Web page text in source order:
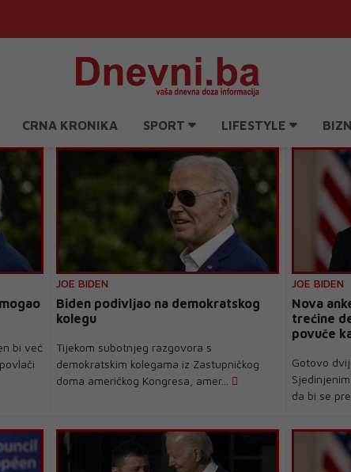
CRNA KRONIKA SPORT LIFESTYLE
bi već
JOE BIDEN
Biden podivljao na demokratskog
kolegu
Tijekom subotnjeg razgovora s
demokratskim kolegama iz Zastupničkog
doma američkog Kongresa, amer...
JOE BIDEN
Nova
trećine
povuče
Gotovo
da bi se